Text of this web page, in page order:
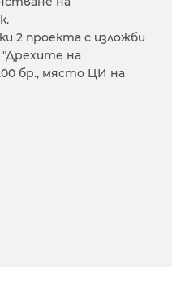
2 проекта с изложби
на
бр., място ЦИ на